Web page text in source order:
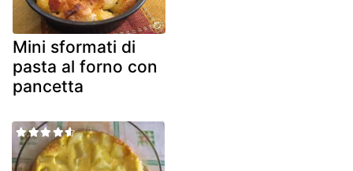
Mini sformati di
pasta al forno con
pancetta